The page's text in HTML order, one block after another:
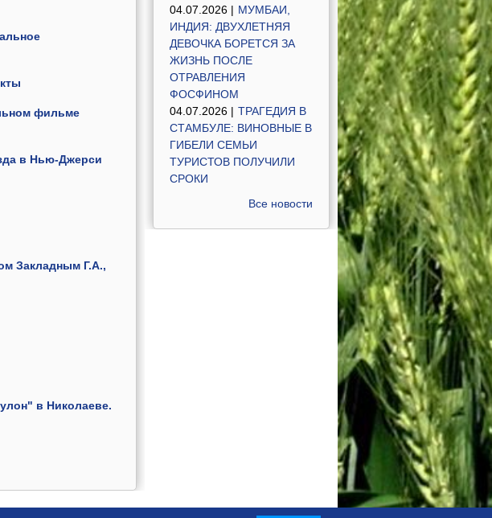
фильме
в Нью-Джерси
Закладным Г.А.,
в Николаеве.
04.07.2026 | МУМБАИ,
ИНДИЯ: ДВУХЛЕТНЯЯ
ДЕВОЧКА БОРЕТСЯ ЗА
ЖИЗНЬ ПОСЛЕ
ОТРАВЛЕНИЯ
ФОСФИНОМ
04.07.2026 | ТРАГЕДИЯ В
СТАМБУЛЕ: ВИНОВНЫЕ В
ГИБЕЛИ СЕМЬИ
ТУРИСТОВ ПОЛУЧИЛИ
СРОКИ
Все новости